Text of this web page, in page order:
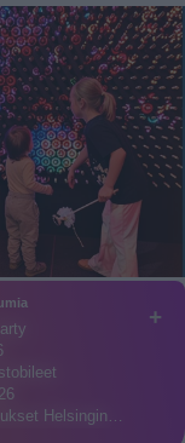
+
Helsingin…